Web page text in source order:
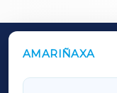
AMARIÑAXA
OUTROS